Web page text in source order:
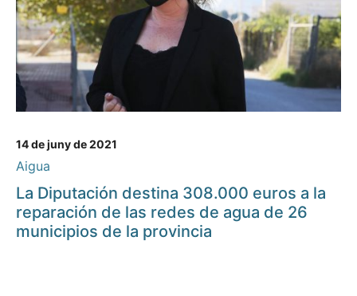
14 de juny de 2021
Aigua
La Diputación destina 308.000 euros a la
reparación de las redes de agua de 26
municipios de la provincia